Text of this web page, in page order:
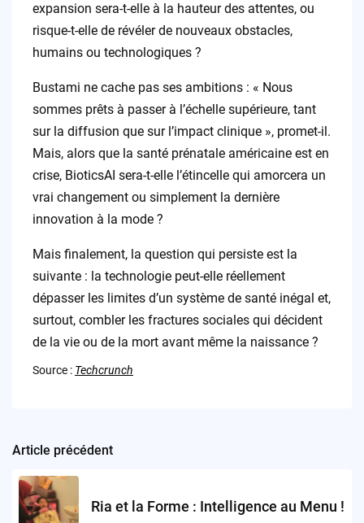
expansion sera-t-elle à la hauteur des attentes, ou
risque-t-elle de révéler de nouveaux obstacles,
humains ou technologiques ?
Bustami ne cache pas ses ambitions : « Nous
sommes prêts à passer à l’échelle supérieure, tant
sur la diffusion que sur l’impact clinique », promet-il.
Mais, alors que la santé prénatale américaine est en
crise, BioticsAI sera-t-elle l’étincelle qui amorcera un
vrai changement ou simplement la dernière
innovation à la mode ?
Mais finalement, la question qui persiste est la
suivante : la technologie peut-elle réellement
dépasser les limites d’un système de santé inégal et,
surtout, combler les fractures sociales qui décident
de la vie ou de la mort avant même la naissance ?
Source : Techcrunch
Post
navigation
Article précédent
Ria et la Forme : Intelligence au Menu !